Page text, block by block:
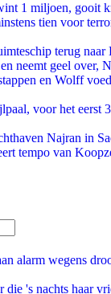
1 miljoen, gooit
tien voor
terug naar
neemt geel over,
en Wolff
voor het eerst
Najran in
tempo van
alarm wegens
die 's nachts haar